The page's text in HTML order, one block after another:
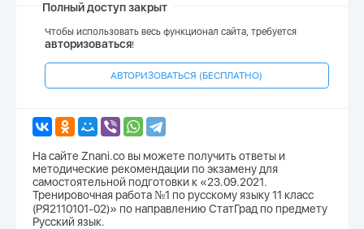
Полный доступ закрыт
Чтобы использовать весь функционал сайта, требуется
авторизоваться!
АВТОРИЗОВАТЬСЯ (БЕСПЛАТНО)
На сайте Znani.co вы можете получить ответы и
методические рекомендации по экзамену для
самостоятельной подготовки к «23.09.2021.
Тренировочная работа №1 по русскому языку 11 класс
(РЯ2110101-02)» по направлению СтатГрад по предмету
Русский язык.